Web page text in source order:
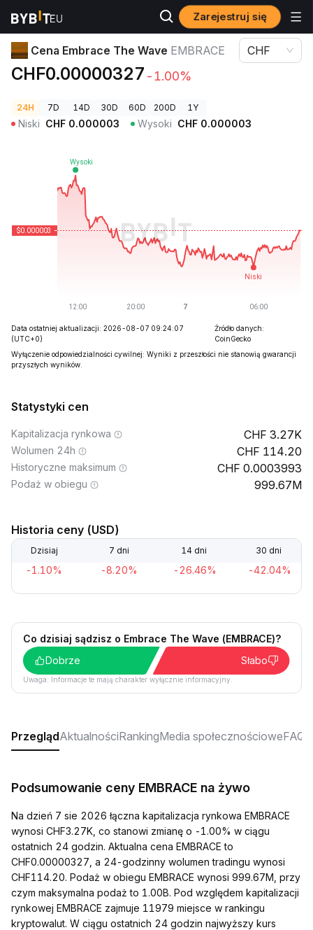
Zarejestruj się
Ceny kryptowalut Cena Embrace The Wave EMBRACE
Cena Embrace The Wave EMBRACE
CHF0.00000327 -1.00%
CHF
24H 7D 14D 30D 60D 200D 1Y
Niski CHF 0.000003 Wysoki CHF 0.000003
Data ostatniej aktualizacji: 2026-08-07 09:24:07
(UTC+0)
Źródło danych:
CoinGecko
Wyłączenie odpowiedzialności cywilnej: Wyniki z przeszłości nie stanowią gwarancji
przyszłych wyników.
Statystyki cen
Kapitalizacja rynkowa 3.27K
Wolumen 24h 114.20
Historyczne maksimum 0.0003993
Podaż w obiegu 999.67M
Historia ceny (USD)
Dzisiaj 7 dni 14 dni 30 dni
-1.10% -8.20% -26.46% -42.04%
Co dzisiaj sądzisz o Embrace The Wave (EMBRACE)?
Dobrze
Słabo
Uwaga: Informacje te mają charakter wyłącznie informacyjny.
PrzeglądAktualnościRankingMedia społecznościoweFAQ
Podsumowanie ceny EMBRACE na żywo
Na dzień 7 sie 2026 łączna kapitalizacja rynkowa EMBRACE
wynosi CHF3.27K, co stanowi zmianę o -1.00% w ciągu
ostatnich 24 godzin. Aktualna cena EMBRACE to
CHF0.00000327, a 24-godzinny wolumen tradingu wynosi
CHF114.20. Podaż w obiegu EMBRACE wynosi 999.67M, przy
czym maksymalna podaż to 1.00B. Pod względem kapitalizacji
rynkowej EMBRACE zajmuje 11979 miejsce w rankingu
kryptowalut. W ciągu ostatnich 24 godzin najwyższy kurs